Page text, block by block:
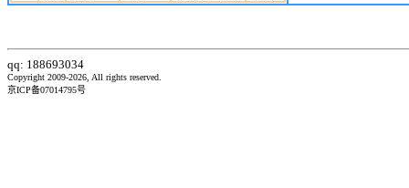
qq: 188693034
Copyright 2009-2026, All rights reserved.
京ICP备07014795号